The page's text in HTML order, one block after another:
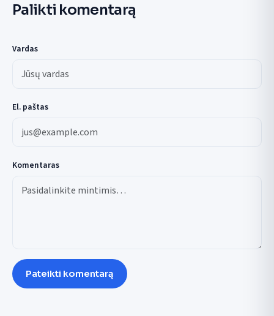
Palikti komentarą
Vardas
El. paštas
Komentaras
Pateikti komentarą